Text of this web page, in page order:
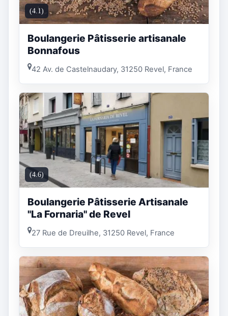
(4.1)
Boulangerie Pâtisserie artisanale
Bonnafous
42 Av. de Castelnaudary, 31250 Revel, France
(4.6)
Boulangerie Pâtisserie Artisanale
"La Fornaria" de Revel
27 Rue de Dreuilhe, 31250 Revel, France